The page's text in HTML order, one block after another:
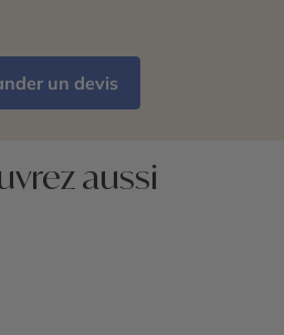
un devis
aussi